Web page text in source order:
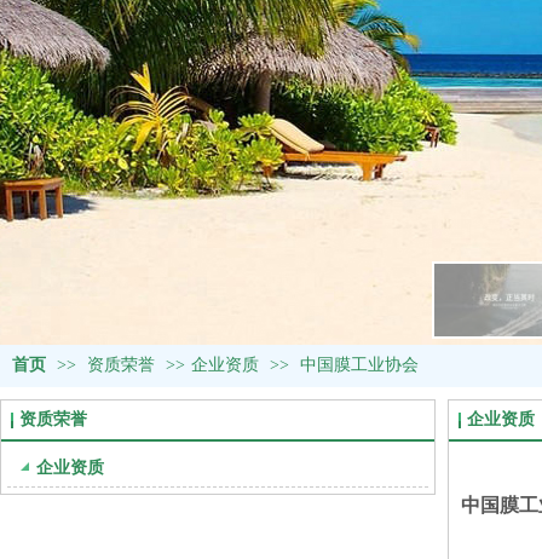
首页 >> 资质荣誉 >> 企业资质 >> 中国膜工业协会
资质荣誉
企业资质
企业资质
中国膜